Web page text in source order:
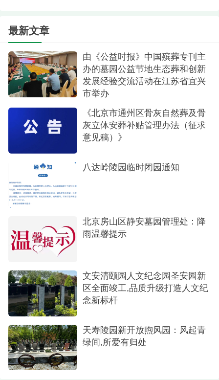
每一处景观，都在讲一个故事
在王总的带领下，大家从园区正门开始慢慢往
里走。
那扇汉代风格的“三出阙”大门，气派但不张扬，
有种跨越千年的庄重感。门前的神道上，石像生一
字排开：石狮、骆驼、大象、麒麟，还有文臣武
将。同行的同事小声说：“这规制，像是走进了古代
的皇家陵寝，让人不由心生敬意。”
再往里走，视野豁然开朗。一尊巨大的汉白玉
老子像静静地坐在那里，背后是一整面雕刻着《道
德经》的石屏风。阳光洒在白玉上，泛着温润的
光。
“我们希望大家来祭拜亲人时，不止是烧纸、磕
头，也能在这里静下心，想想老子说的‘道法自然’，
想想生命的来处和归途。”王总的这句话，让在场的
最新文章
由《公益时报》中国殡葬专刊主
办的墓园公益节地生态葬和创新
发展经验交流活动在江苏省宜兴
市举办
《北京市通州区骨灰自然葬及骨
灰立体安葬补贴管理办法（征求
意见稿）》
八达岭陵园临时闭园通知
北京房山区静安墓园管理处：降
雨温馨提示
文安清颐园人文纪念园圣安园新
区全面竣工,品质升级打造人文纪
念新标杆
天寿陵园新开放煦风园：风起青
绿间,所爱有归处